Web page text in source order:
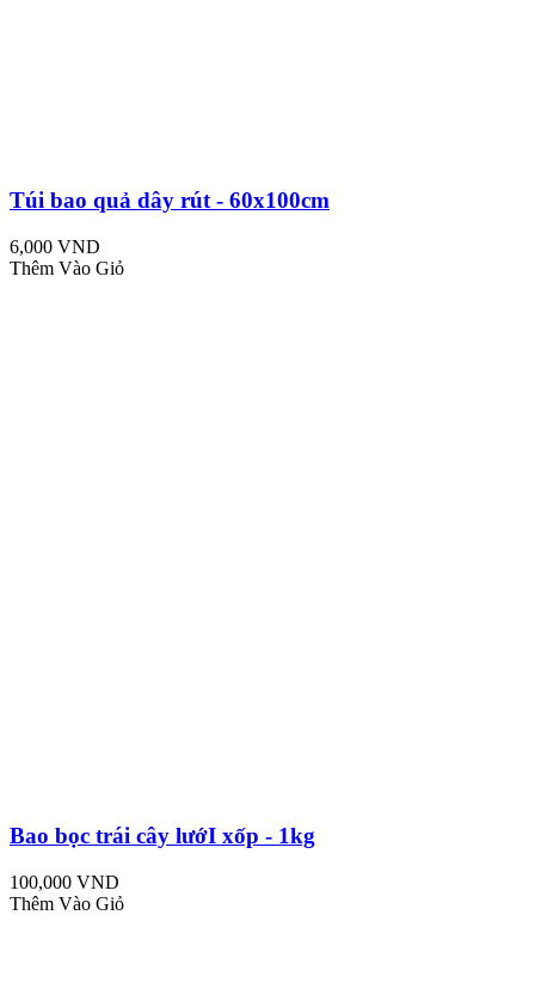
Túi bao quả dây rút - 60x100cm
6,000 VND
Thêm Vào Giỏ
Bao bọc trái cây lướI xốp - 1kg
100,000 VND
Thêm Vào Giỏ